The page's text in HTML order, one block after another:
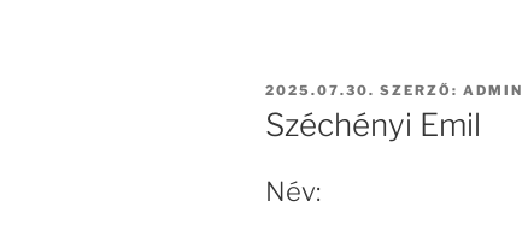
BEKÜLDVE:
2025.07.30. SZERZŐ: ADMIN
Széchényi Emil
Név: